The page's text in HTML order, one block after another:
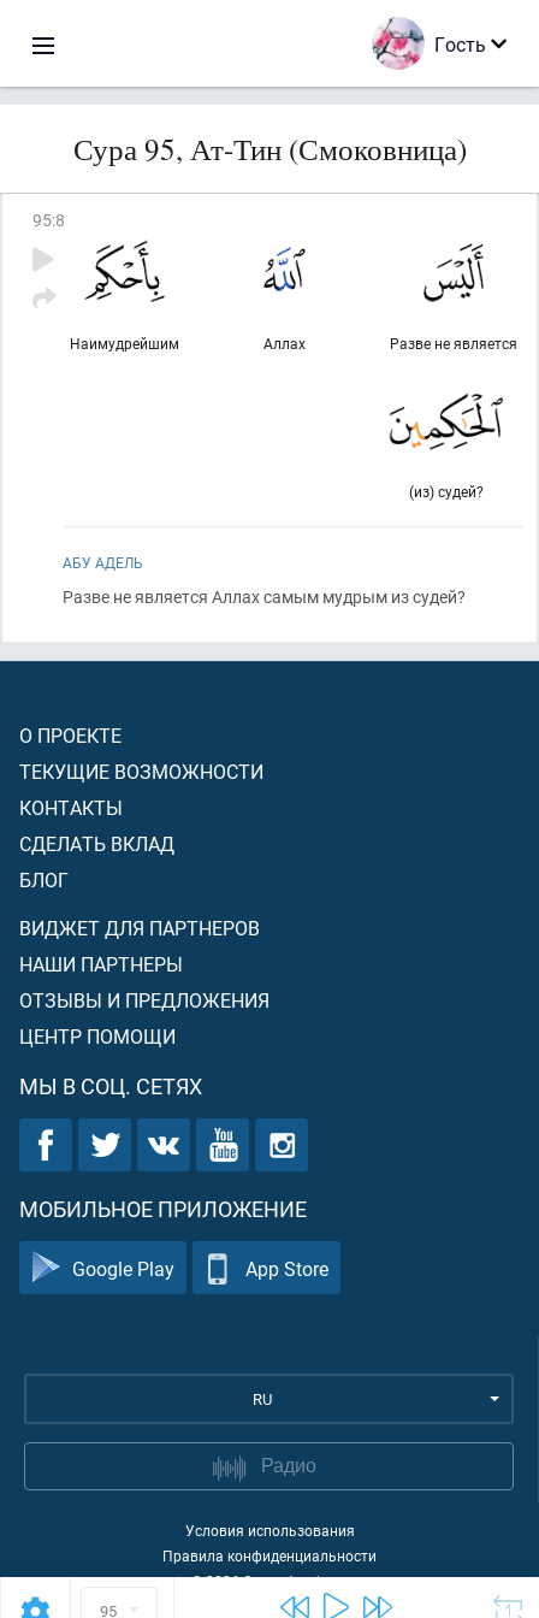
Гость
95
Сура 95, Ат-Тин (Смоковница)
95:8
Разве не является
Аллах
Наимудрейшим
(из) судей?
АБУ АДЕЛЬ
Разве не является Аллах самым мудрым из судей?
О ПРОЕКТЕ
ТЕКУЩИЕ ВОЗМОЖНОСТИ
КОНТАКТЫ
СДЕЛАТЬ ВКЛАД
БЛОГ
ВИДЖЕТ ДЛЯ ПАРТНЕРОВ
НАШИ ПАРТНЕРЫ
ОТЗЫВЫ И ПРЕДЛОЖЕНИЯ
ЦЕНТР ПОМОЩИ
МЫ В СОЦ. СЕТЯХ
МОБИЛЬНОЕ ПРИЛОЖЕНИЕ
Google Play App Store
RU
Радио
Условия использования
Правила конфиденциальности
©2026Quran Academy